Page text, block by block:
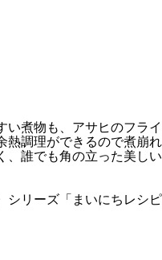
い煮物も、アサヒのフライ
熱調理ができるので煮崩れ
、誰でも角の立った美しい
シリーズ「まいにちレシピ